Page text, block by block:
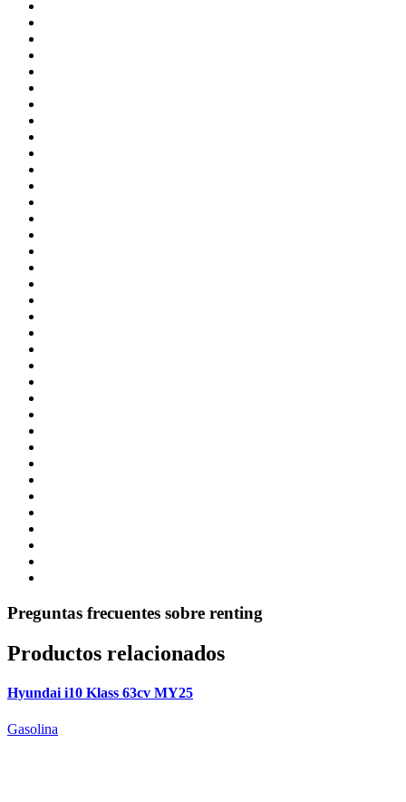
Preguntas frecuentes sobre renting
Productos relacionados
Hyundai i10 Klass 63cv MY25
Gasolina